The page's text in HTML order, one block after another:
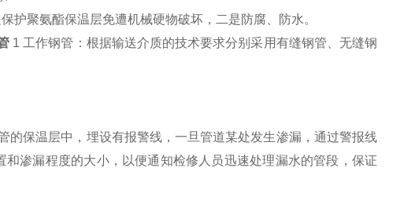
护聚氨酯保温层免遭机械硬物破坏，二是防腐、防水。
1 工作钢管：根据输送介质的技术要求分别采用有缝钢管、无缝钢
的保温层中，埋设有报警线，一旦管道某处发生渗漏，通过警报线
漏程度的大小，以便通知检修人员迅速处理漏水的管段，保证